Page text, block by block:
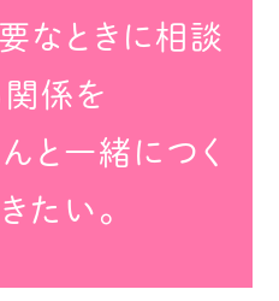
なときに相談
関係を
と一緒につく
たい。